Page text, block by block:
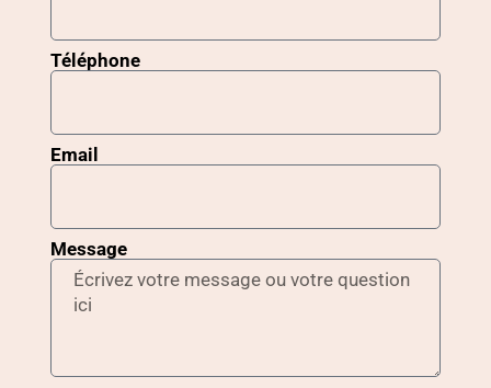
Téléphone
Email
Message